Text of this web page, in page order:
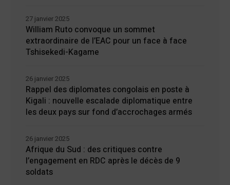
William Ruto convoque un sommet
extraordinaire de l’EAC pour un face à face
Tshisekedi-Kagame
27 janvier 2025
Rappel des diplomates congolais en poste à
Kigali : nouvelle escalade diplomatique entre
les deux pays sur fond d’accrochages armés
26 janvier 2025
Afrique du Sud : des critiques contre
l’engagement en RDC après le décès de 9
soldats
26 janvier 2025